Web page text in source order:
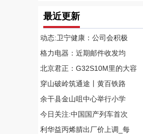
最近更新
动态:卫宁健康：公司会积极
格力电器：近期邮件收发均
北京君正：G32S10M里的大容
穿山破岭筑通途丨黄百铁路
余干县金山咀中心举行小学
今日关注:中国国产列车首次
利华益丙烯腈出厂价上调_每